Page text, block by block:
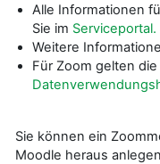
Alle Informationen
Sie im Serviceportal.
Weitere
Für Zoom gelten
Sie können ein
Moodle heraus